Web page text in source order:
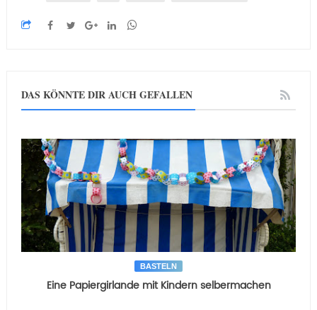
DAS KÖNNTE DIR AUCH GEFALLEN
BASTELN
Eine Papiergirlande mit Kindern selbermachen